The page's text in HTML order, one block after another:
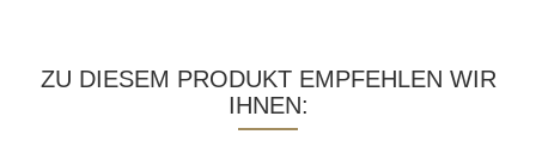
ZU DIESEM PRODUKT EMPFEHLEN WIR
IHNEN: